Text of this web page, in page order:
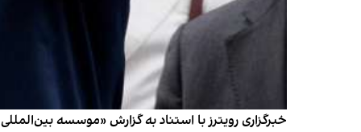
خبرگزاری رویترز با استناد به گزارش «موسسه